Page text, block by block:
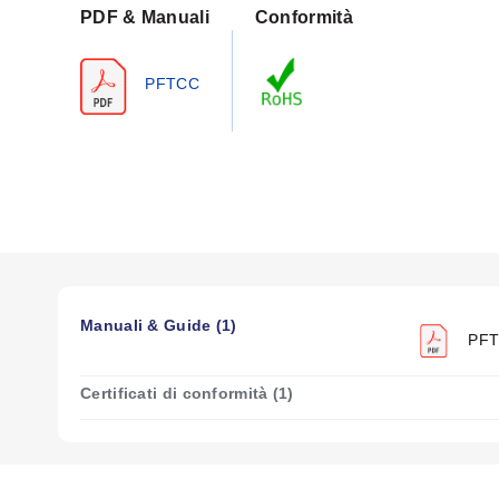
Emissione di gas:<0.003% VCM <0.4% perdita di peso
PDF & Manuali
PFTCC
Conformità
Manuali & Guide (1)
Certificati di conformità (1)